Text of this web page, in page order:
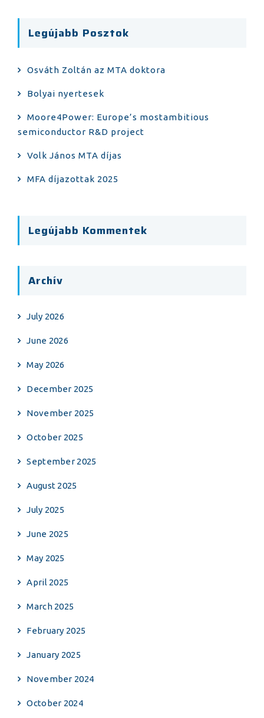
Legújabb Posztok
Osváth Zoltán az MTA doktora
Bolyai nyertesek
Moore4Power: Europe’s mostambitious
semiconductor R&D project
Volk János MTA díjas
MFA díjazottak 2025
Legújabb Kommentek
Archív
July 2026
June 2026
May 2026
December 2025
November 2025
October 2025
September 2025
August 2025
July 2025
June 2025
May 2025
April 2025
March 2025
February 2025
January 2025
November 2024
October 2024